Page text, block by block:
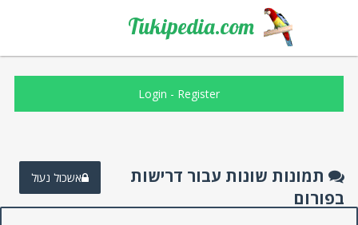
Tukipedia.com
Login - Register
אשכול נעול
תמונות שונות עבור דרישות
בפורום